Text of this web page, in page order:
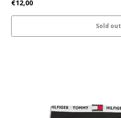
€12,00
Sold out